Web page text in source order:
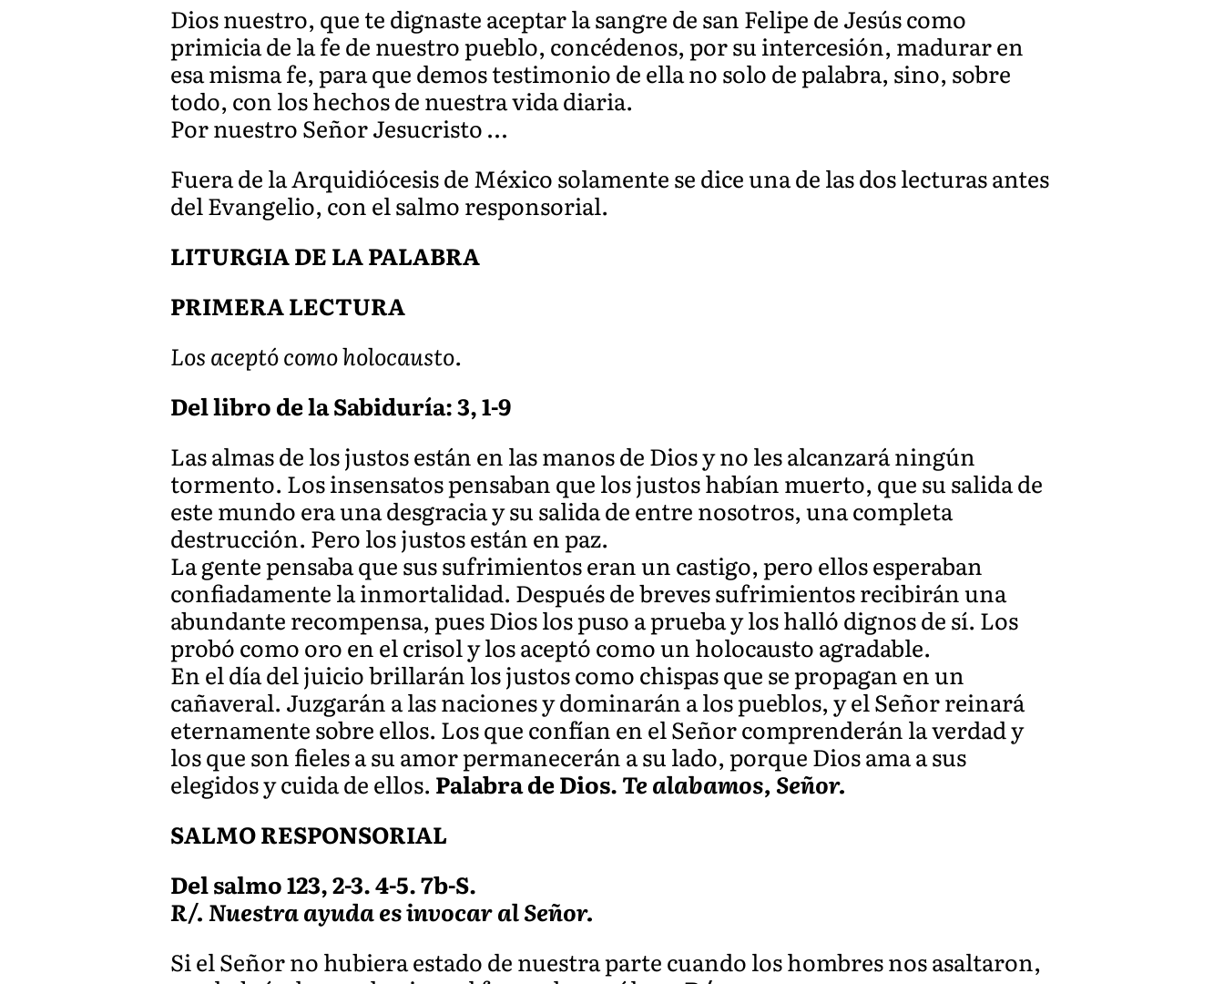
Dios nuestro, que te dignaste aceptar la sangre de san Felipe de Jesús como
primicia de la fe de nuestro pueblo, concédenos, por su intercesión, madurar en
esa misma fe, para que demos testimonio de ella no solo de palabra, sino, sobre
todo, con los hechos de nuestra vida diaria.
Por nuestro Señor Jesucristo …
Fuera de la Arquidiócesis de México solamente se dice una de las dos lecturas antes
del Evangelio, con el salmo responsorial.
LITURGIA DE LA PALABRA
PRIMERA LECTURA
Los aceptó como holocausto.
Del libro de la Sabiduría: 3, 1-9
Las almas de los justos están en las manos de Dios y no les alcanzará ningún
tormento. Los insensatos pensaban que los justos habían muerto, que su salida de
este mundo era una desgracia y su salida de entre nosotros, una completa
destrucción. Pero los justos están en paz.
La gente pensaba que sus sufrimientos eran un castigo, pero ellos esperaban
confiadamente la inmortalidad. Después de breves sufrimientos recibirán una
abundante recompensa, pues Dios los puso a prueba y los halló dignos de sí. Los
probó como oro en el crisol y los aceptó como un holocausto agradable.
En el día del juicio brillarán los justos como chispas que se propagan en un
cañaveral. Juzgarán a las naciones y dominarán a los pueblos, y el Señor reinará
eternamente sobre ellos. Los que confían en el Señor comprenderán la verdad y
los que son fieles a su amor permanecerán a su lado, porque Dios ama a sus
elegidos y cuida de ellos. Palabra de Dios.Te alabamos, Señor.
SALMO RESPONSORIAL
Del salmo 123, 2-3. 4-5. 7b-S.
R/. Nuestra ayuda es invocar al Señor.
Si el Señor no hubiera estado de nuestra parte cuando los hombres nos asaltaron,